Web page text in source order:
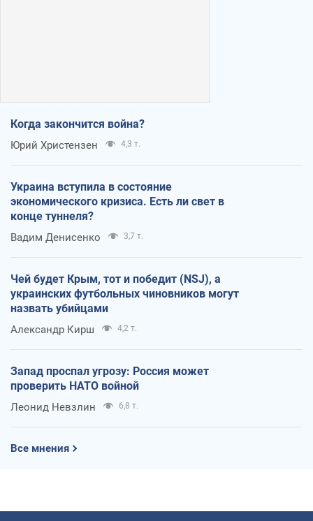
Когда закончится война?
Юрий Христензен 4,3 т.
Украина вступила в состояние
экономического кризиса. Есть ли свет в
конце туннеля?
Вадим Денисенко 3,7 т.
Чей будет Крым, тот и победит (NSJ), а
украинских футбольных чиновников могут
назвать убийцами
Александр Кирш 4,2 т.
Запад проспал угрозу: Россия может
проверить НАТО войной
Леонид Невзлин 6,8 т.
Все мнения